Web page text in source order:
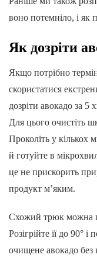
воно потемніло, і як
Як дозріти
Якщо потрібно
скористатися
дозріти авокадо за
Для цього очистіть
Проколіть у кількох
й готуйте в
це не прискорить
продукт м’яким.
Схожий трюк можна
Розігрійте її до 90°
очищене авокадо без